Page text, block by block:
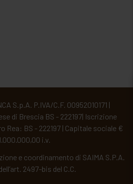
S.p.A. P.IVA/C.F. 00952010171 |
di Brescia BS - 222197| Iscrizione
Rea: BS - 222197 | Capitale sociale €
i.v.
e coordinamento di SAIMA S.P.A.
2497-bis del C.C.